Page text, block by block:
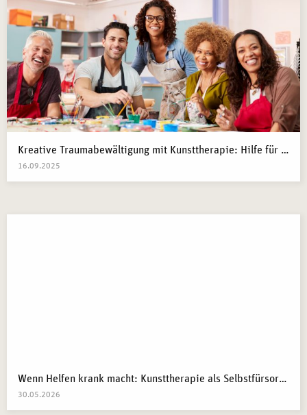
Kreative Traumabewältigung mit Kunsttherapie: Hilfe für Kriegsflüchtlinge
16.09.2025
Wenn Helfen krank macht: Kunsttherapie als Selbstfürsorge in pflegenden und beratenden Berufen
30.05.2026